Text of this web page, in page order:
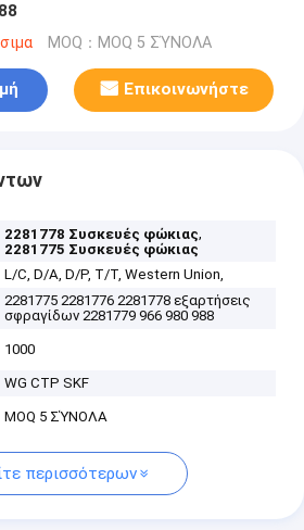
MOQ：MOQ 5 ΣΎΝΟΛΑ
Επικοινωνήστε
2281778 Συσκευές φώκιας,
2281775 Συσκευές φώκιας
L/C, D/A, D/P, T/T, Western Union,
2281775 2281776 2281778 εξαρτήσεις
σφραγίδων 2281779 966 980 988
1000
WG CTP SKF
MOQ 5 ΣΎΝΟΛΑ
περισσότερων